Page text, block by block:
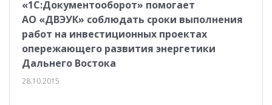
«1C:Документооборот» помогает
АО «ДВЭУК» соблюдать сроки выполнения
работ на инвестиционных проектах
опережающего развития энергетики
Дальнего Востока
28.10.2015